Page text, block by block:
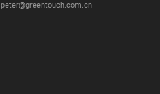
peter@greentouch.com.cn